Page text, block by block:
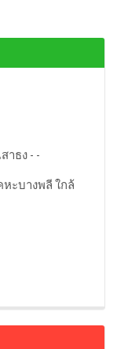
าธง - -
ะบางพลี ใกล้